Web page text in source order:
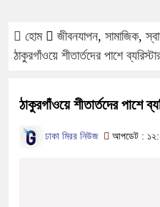
হোম জীবনযাপন, সামাজিক,
ঠাকুরগাঁওয়ে শীতার্তদের পাশে
ঠাকুরগাঁওয়ে শীতার্তদের পাশে
ঢাকা মিরর নিউজ আপডেট :